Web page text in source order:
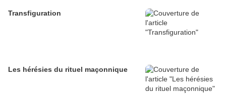
Transfiguration
Les hérésies du rituel maçonnique